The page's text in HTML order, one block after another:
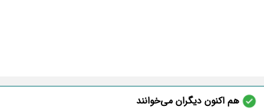
هم اکنون دیگران می‌خوانند